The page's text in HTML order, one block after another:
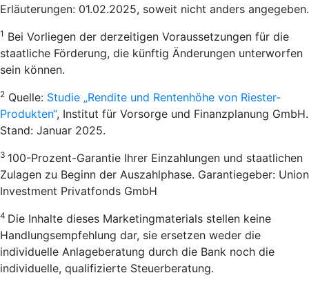
Erläuterungen: 01.02.2025, soweit nicht anders angegeben.
1 Bei Vorliegen der derzeitigen Voraussetzungen für die
staatliche Förderung, die künftig Änderungen unterworfen
sein können.
2 Quelle: Studie „Rendite und Rentenhöhe von Riester-
Produkten“, Institut für Vorsorge und Finanzplanung GmbH.
Stand: Januar 2025.
3 100-Prozent-Garantie Ihrer Einzahlungen und staatlichen
Zulagen zu Beginn der Auszahlphase. Garantiegeber: Union
Investment Privatfonds GmbH
4 Die Inhalte dieses Marketingmaterials stellen keine
Handlungsempfehlung dar, sie ersetzen weder die
individuelle Anlageberatung durch die Bank noch die
individuelle, qualifizierte Steuerberatung.